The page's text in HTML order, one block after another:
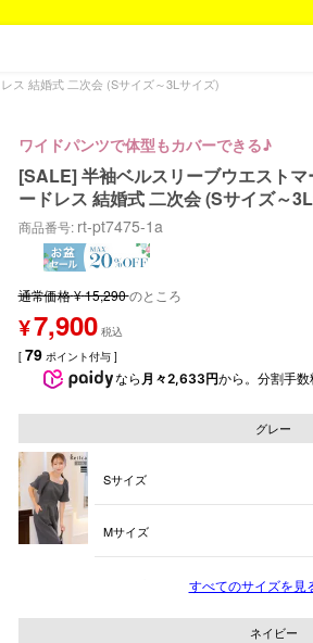
ス 結婚式 二次会 (Sサイズ～3Lサイズ)
ワイドパンツで体型もカバーできる♪
[SALE] 半袖ベルスリーブウエスト
ードレス 結婚式 二次会 (Sサイズ～
商品番号 rt-pt7475-1a
通常価格¥15,290のところ
¥7,900
[ 79 ポイント付与 ]
なら 月々2,633円から。分割手数
グレー
Sサイズ
Mサイズ
すべてのサイズを見
ネイビー